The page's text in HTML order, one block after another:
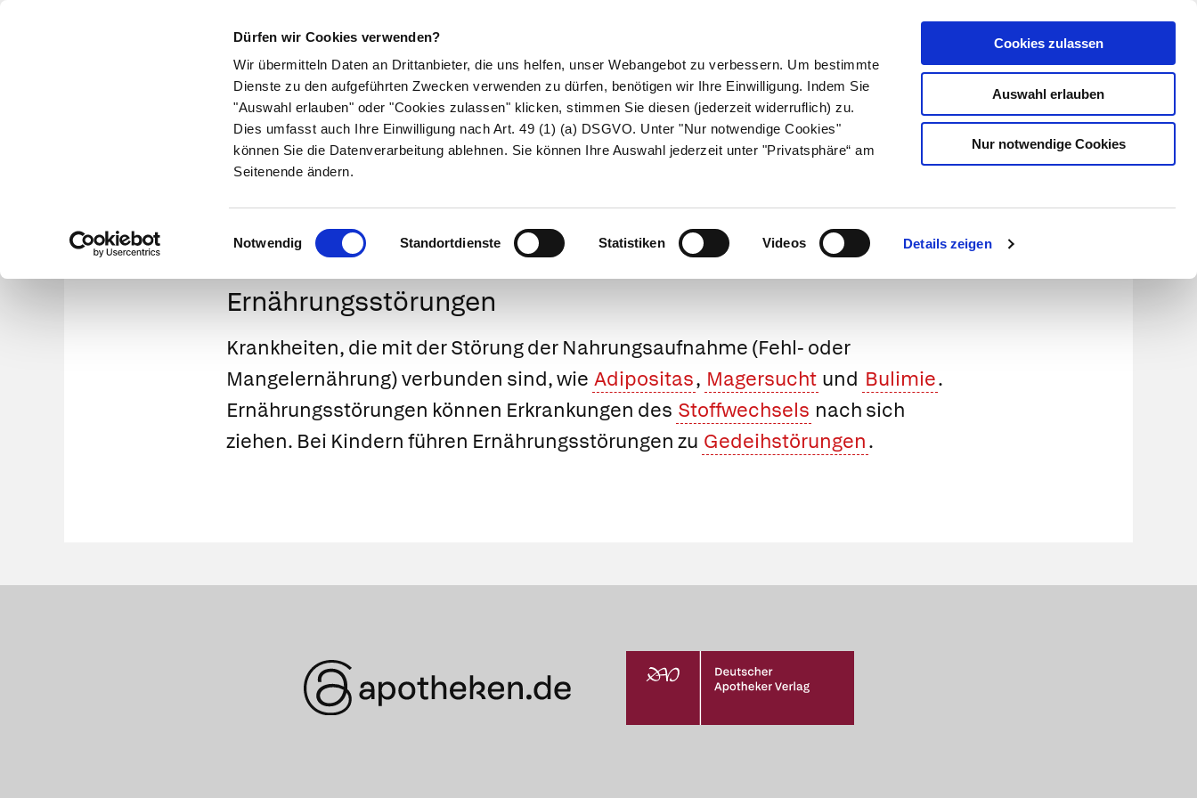
Dürfen wir Cookies verwenden?
Wir übermitteln Daten an Drittanbieter, die uns helfen, unser Webangebot zu verbessern. Um bestimmte
Dienste zu den aufgeführten Zwecken verwenden zu dürfen, benötigen wir Ihre Einwilligung. Indem Sie
"Auswahl erlauben" oder "Cookies zulassen" klicken, stimmen Sie diesen (jederzeit widerruflich) zu.
Dies umfasst auch Ihre Einwilligung nach Art. 49 (1) (a) DSGVO. Unter "Nur notwendige Cookies"
können Sie die Datenverarbeitung ablehnen. Sie können Ihre Auswahl jederzeit unter "Privatsphäre“ am
Seitenende ändern.
Einwilligungsauswahl
Notwendig Standortdienste Statistiken Videos Details zeigen
Cookies zulassen
Auswahl erlauben
Nur notwendige Cookies
Kundenlogin
Suche
Symptome Therapie Medikamente Naturheilkunde Eltern & Kind Gesund leben Über uns
Medizinlexikon
Ernährungsstörungen
Krankheiten, die mit der Störung der Nahrungsaufnahme (Fehl- oder
Mangelernährung) verbunden sind, wie Adipositas, Magersucht und Bulimie.
Ernährungsstörungen können Erkrankungen des Stoffwechsels nach sich
ziehen. Bei Kindern führen Ernährungsstörungen zu Gedeihstörungen.